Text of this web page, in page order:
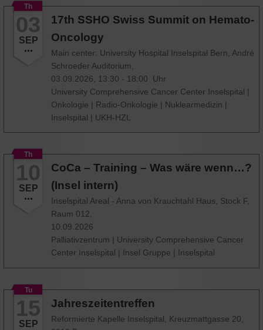
Th
03
SEP
17th SSHO Swiss Summit on Hemato-
Oncology
Main center: University Hospital Inselspital Bern, André
Schroeder Auditorium,
03.09.2026, 13:30 - 18:00 Uhr
University Comprehensive Cancer Center Inselspital |
Onkologie | Radio-Onkologie | Nuklearmedizin |
Inselspital | UKH-HZL
Th
10
SEP
CoCa – Training – Was wäre wenn…?
(Insel intern)
Inselspital Areal - Anna von Krauchtahl Haus, Stock F,
Raum 012,
10.09.2026
Palliativzentrum | University Comprehensive Cancer
Center Inselspital | Insel Gruppe | Inselspital
Tu
15
SEP
Jahreszeitentreffen
Reformierte Kapelle Inselspital, Kreuzmattgasse 20,